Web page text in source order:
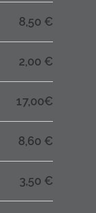
8,50 €
2,00 €
17,00€
8,60 €
3,50 €